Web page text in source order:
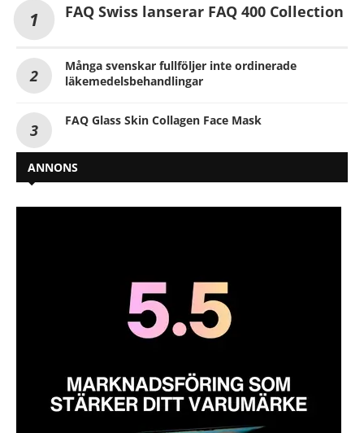
FAQ Swiss lanserar FAQ 400 Collection
Många svenskar fullföljer inte ordinerade
läkemedelsbehandlingar
FAQ Glass Skin Collagen Face Mask
ANNONS